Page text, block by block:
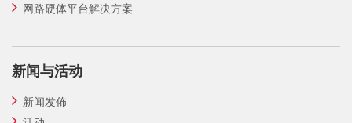
网路硬体平台解决方案
新闻与活动
新闻发佈